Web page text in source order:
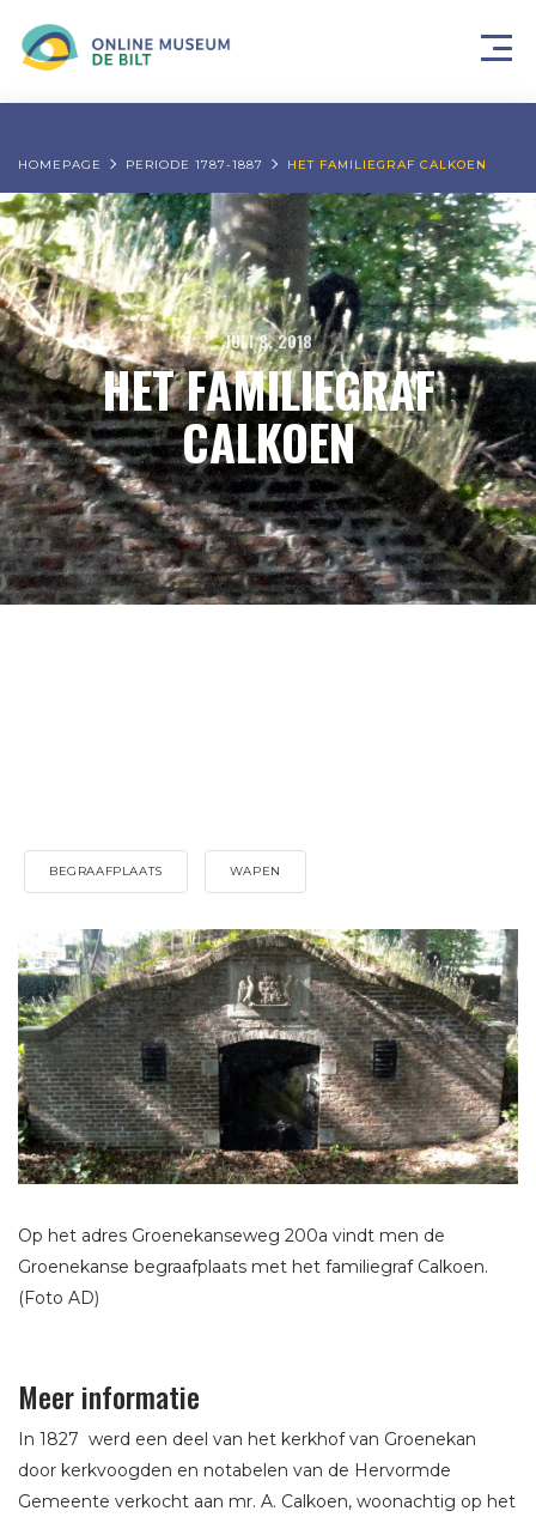
HOMEPAGE PERIODE 1787-1887 HET FAMILIEGRAF CALKOEN
JULI 3, 2018
HET FAMILIEGRAF
CALKOEN
BEGRAAFPLAATS WAPEN
Op het adres Groenekanseweg 200a vindt men de
Groenekanse begraafplaats met het familiegraf Calkoen.
(Foto AD)
Meer informatie
In 1827 werd een deel van het kerkhof van Groenekan
door kerkvoogden en notabelen van de Hervormde
Gemeente verkocht aan mr. A. Calkoen, woonachtig op het